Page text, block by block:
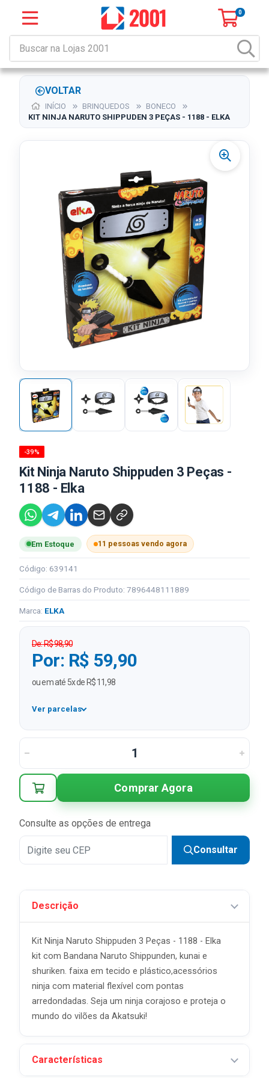
0
VOLTAR
INÍCIO BRINQUEDOS
BONECO
KIT NINJA NARUTO SHIPPUDEN 3 PEÇAS - 1188 - ELKA
-39%
Kit Ninja Naruto Shippuden 3 Peças -
1188 - Elka
Em Estoque 11 pessoas vendo agora
Código: 639141
Código de Barras do Produto: 7896448111889
Marca: ELKA
De: R$ 98,90
Por: R$ 59,90
ou em até 5x de R$ 11,98
Ver parcelas
1x R$ 59,90
3x R$ 19,97 sem juros
4x R$ 14,98 sem juros
5x
Comprar Agora
Consulte as opções de entrega
Consultar
Descrição
Kit Ninja Naruto Shippuden 3 Peças - 1188 - Elka
kit com Bandana Naruto Shippunden, kunai e
shuriken. faixa em tecido e plástico,acessórios
ninja com material flexível com pontas
arredondadas. Seja um ninja corajoso e proteja o
mundo do vilões da Akatsuki!
Características